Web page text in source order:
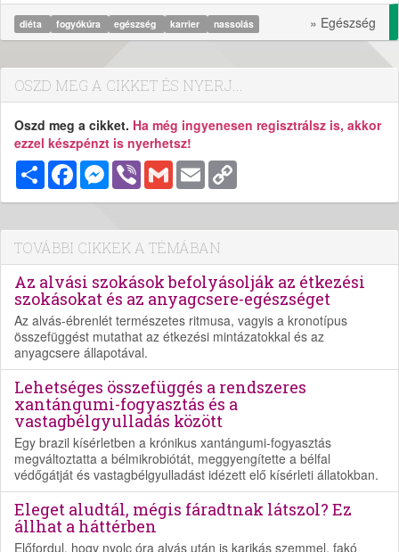
diéta fogyókúra egészség karrier nassolás » Egészség
OSZD MEG A CIKKET ÉS NYERJ...
Oszd meg a cikket. Ha még ingyenesen regisztrálsz is, akkor
ezzel készpénzt is nyerhetsz!
MegosztásFacebookMessenger
Viber Gmail Email
TOVÁBBI CIKKEK A TÉMÁBAN
Az alvási szokások befolyásolják az étkezési
szokásokat és az anyagcsere-egészséget
Az alvás-ébrenlét természetes ritmusa, vagyis a kronotípus
összefüggést mutathat az étkezési mintázatokkal és az
anyagcsere állapotával.
Lehetséges összefüggés a rendszeres
xantángumi-fogyasztás és a
vastagbélgyulladás között
Egy brazil kísérletben a krónikus xantángumi-fogyasztás
megváltoztatta a bélmikrobiótát, meggyengítette a bélfal
védőgátját és vastagbélgyulladást idézett elő kísérleti állatokban.
Eleget aludtál, mégis fáradtnak látszol? Ez
állhat a háttérben
Előfordul, hogy nyolc óra alvás után is karikás szemmel, fakó